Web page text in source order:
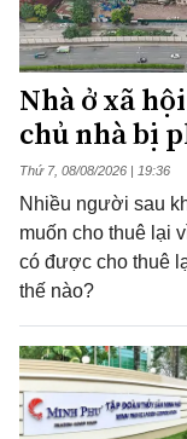
Nhà ở xã
chủ nhà bị
Thứ 7, 08/08/2026 | 19:36
Nhiều người sau
muốn cho thuê lại
có được cho thuê
thế nào?